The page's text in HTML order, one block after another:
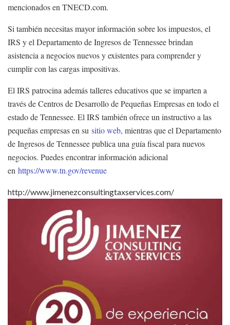
mencionados en TNECD.com.
Si también necesitas mayor información sobre los impuestos, el
IRS y el Departamento de Ingresos de Tennessee brindan
asistencia a negocios nuevos y existentes para comprender y
cumplir con las cargas impositivas.
El IRS patrocina además talleres educativos que se imparten a
través de Centros de Desarrollo de Pequeñas Empresas en todo el
estado de Tennessee. El IRS también ofrece un instructivo a las
pequeñas empresas en su sitio web, mientras que el Departamento
de Ingresos de Tennessee publica una guía fiscal para nuevos
negocios. Puedes encontrar información adicional
en https://www.tn.gov/revenue
http://www.jimenezconsultingtaxservices.com/